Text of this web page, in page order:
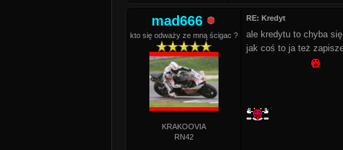
mad666
kto się odważy ze mną ścigac ?
KRAKOOVIA
RN42
RE: Kredyt
ale kredytu to chyba
jak coś to ja też